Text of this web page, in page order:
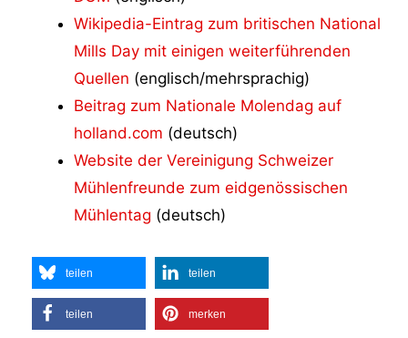
Wikipedia-Eintrag zum britischen National
Mills Day mit einigen weiterführenden
Quellen (englisch/mehrsprachig)
Beitrag zum Nationale Molendag auf
holland.com (deutsch)
Website der Vereinigung Schweizer
Mühlenfreunde zum eidgenössischen
Mühlentag (deutsch)
teilen teilen
teilen merken